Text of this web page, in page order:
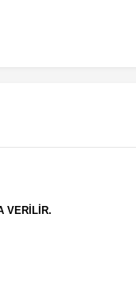
VERİLİR.